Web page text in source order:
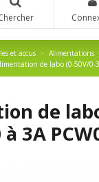
et accus
Alimentations
de labo (0-50V/0-
de
3A